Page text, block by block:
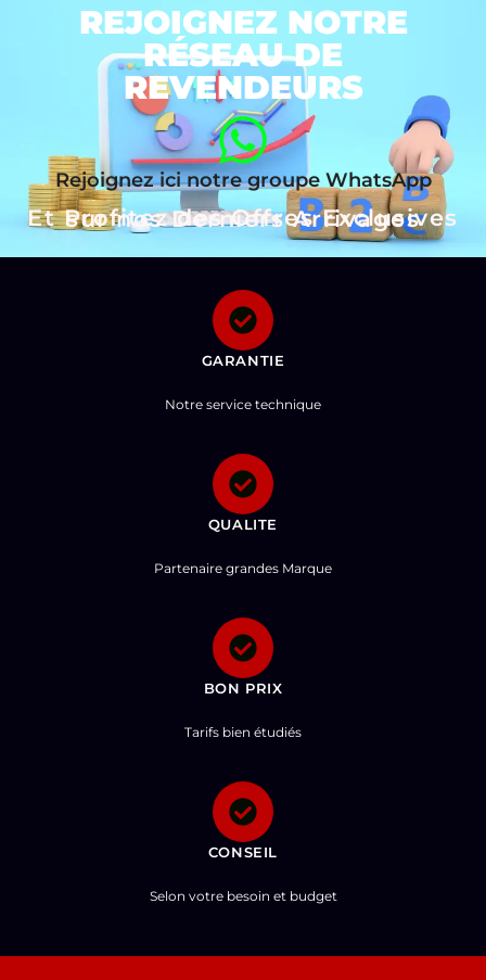
REJOIGNEZ NOTRE
RÉSEAU DE
REVENDEURS
Rejoignez ici notre groupe WhatsApp
Et Profitez des Offres Exclusives sur nos Derniers Arrivages
GARANTIE
Notre service technique
QUALITE
Partenaire grandes Marque
BON PRIX
Tarifs bien étudiés
CONSEIL
Selon votre besoin et budget